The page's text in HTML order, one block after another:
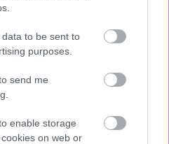
to be sent to
purposes.
send me
enable storage
on web or
Περδίκι
με τον